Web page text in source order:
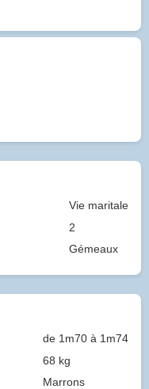
Vie maritale
2
Gémeaux
de 1m70 à 1m74
68 kg
Marrons